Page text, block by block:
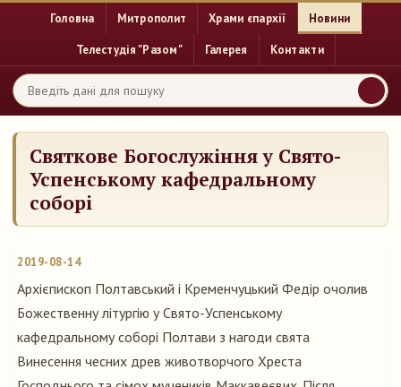
Головна Митрополит Храми єпархії Новини
Телестудія "Разом" Галерея Контакти
Святкове Богослужіння у Свято-
Успенському кафедральному
соборі
2019-08-14
Архієпископ Полтавський і Кременчуцький Федір очолив
Божественну літургію у Свято-Успенському
кафедральному соборі Полтави з нагоди свята
Винесення чесних древ животворчого Хреста